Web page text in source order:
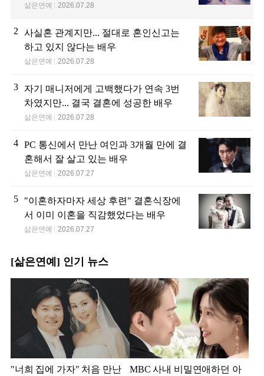
삶은연예 2026.07.28
2
사실혼 관계지만... 절대로 혼인신고는
하고 있지 않다는 배우
삶은연예 2026.07.28
3
자기 매니저에게 고백했다가 연속 3번
차였지만... 결국 결혼에 성공한 배우
삶은연예 2026.07.28
4 PC 통신에서 만난 여인과 3개월 만에 결
혼해서 잘 살고 있는 배우
삶은연예 2026.07.27
5
"이혼하자마자 세상 후련" 결혼식장에
서 이미 이혼을 직감했었다는 배우
삶은연예 2026.07.27
[삶은연예] 인기 뉴스
"너희 집에 가자" 처음 만난 MBC 사내 비밀연애하던 아